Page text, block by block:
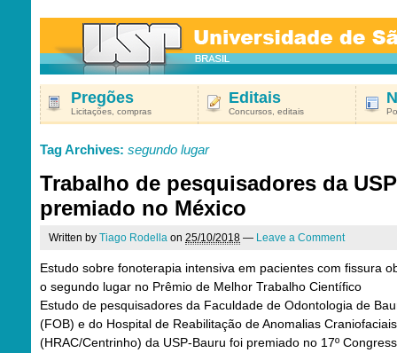
Pregões
Licitações, compras
Editais
Concursos, editais
Tag Archives: segundo lugar
Trabalho de pesquisadores da
premiado no México
Written by Tiago Rodella on 25/10/2018 — Leave a Comment
Estudo sobre fonoterapia intensiva em pacientes com fissura
o segundo lugar no Prêmio de Melhor Trabalho Científico
Estudo de pesquisadores da Faculdade de Odontologia de
(FOB) e do Hospital de Reabilitação de Anomalias Craniofaciais
(HRAC/Centrinho) da USP-Bauru foi premiado no 17º